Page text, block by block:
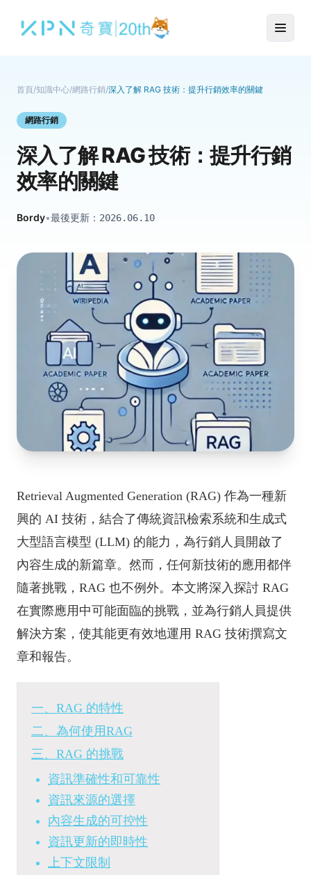
首頁/知識中心/網路行銷/深入了解 RAG 技術：提升行銷效率的關鍵
網路行銷
深入了解 RAG 技術：提升行銷
效率的關鍵
Bordy•最後更新： 2026.06.10
Retrieval Augmented Generation (RAG) 作為一種新
興的 AI 技術，結合了傳統資訊檢索系統和生成式
大型語言模型 (LLM) 的能力，為行銷人員開啟了
內容生成的新篇章。然而，任何新技術的應用都伴
隨著挑戰，RAG 也不例外。本文將深入探討 RAG
在實際應用中可能面臨的挑戰，並為行銷人員提供
解決方案，使其能更有效地運用 RAG 技術撰寫文
章和報告。
一、RAG 的特性
二、為何使用RAG
三、RAG 的挑戰
資訊準確性和可靠性
資訊來源的選擇
內容生成的可控性
資訊更新的即時性
上下文限制